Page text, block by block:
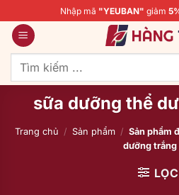
qua
nội
dung
Nhập mã "YEUBAN" giảm
Tìm
sữa dưỡng thể
Trang chủ / Sản phẩm / Sản phẩm
dưỡng trắng
LỌC